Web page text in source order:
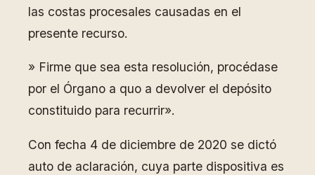
las costas procesales causadas en el
presente recurso.
» Firme que sea esta resolución, procédase
por el Órgano a quo a devolver el depósito
constituido para recurrir».
Con fecha 4 de diciembre de 2020 se dictó
auto de aclaración, cuya parte dispositiva es